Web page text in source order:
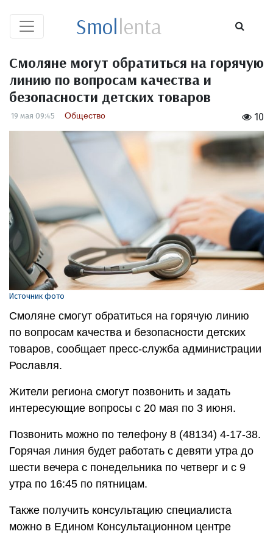
Smollenta
Смоляне могут обратиться на горячую
линию по вопросам качества и
безопасности детских товаров
10
19 мая 09:45 Общество
Источник фото
Смоляне смогут обратиться на горячую линию
по вопросам качества и безопасности детских
товаров, сообщает пресс-служба администрации
Рославля.
Жители региона смогут позвонить и задать
интересующие вопросы с 20 мая по 3 июня.
Позвонить можно по телефону 8 (48134) 4-17-38.
Горячая линия будет работать с девяти утра до
шести вечера с понедельника по четверг и с 9
утра по 16:45 по пятницам.
Также получить консультацию специалиста
можно в Едином Консультационном центре